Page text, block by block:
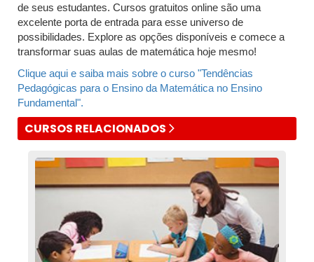
de seus estudantes. Cursos gratuitos online são uma
excelente porta de entrada para esse universo de
possibilidades. Explore as opções disponíveis e comece a
transformar suas aulas de matemática hoje mesmo!
Clique aqui e saiba mais sobre o curso "Tendências
Pedagógicas para o Ensino da Matemática no Ensino
Fundamental".
CURSOS RELACIONADOS